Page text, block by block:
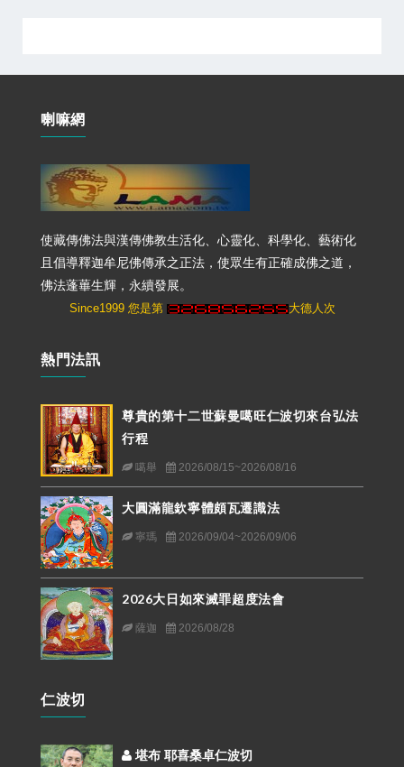
喇嘛網
使藏傳佛法與漢傳佛教生活化、心靈化、科學化、藝術化
且倡導釋迦牟尼佛傳承之正法，使眾生有正確成佛之道，
佛法蓬蓽生輝，永續發展。
Since1999 您是第 大德人次
熱門法訊
尊貴的第十二世蘇曼噶旺仁波切來台弘法
行程
噶舉 2026/08/15~2026/08/16
大圓滿龍欽寧體頗瓦遷識法
寧瑪 2026/09/04~2026/09/06
2026大日如來滅罪超度法會
薩迦 2026/08/28
仁波切
堪布 耶喜桑卓仁波切